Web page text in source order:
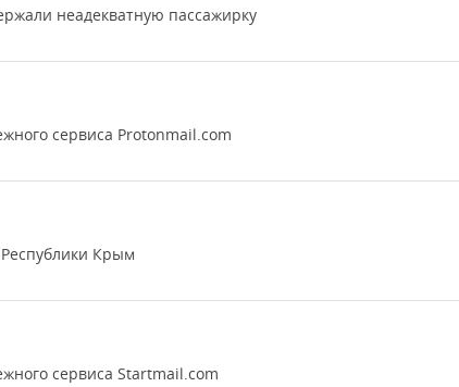
неадекватную пассажирку
сервиса Protonmail.com
Крым
сервиса Startmail.com